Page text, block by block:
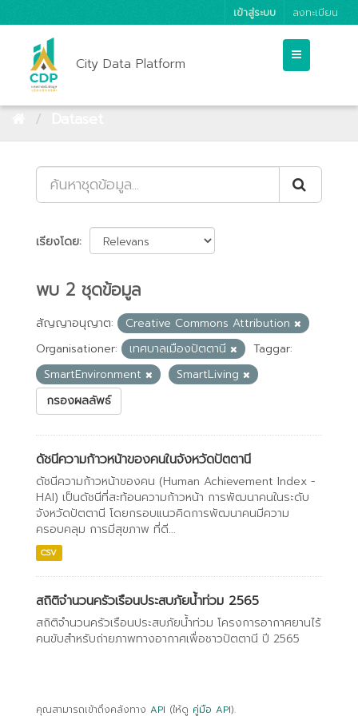
เข้าสู่ระบบ ลงทะเบียน
City Data Platform
เรียงโดย
พบ 2 ชุดข้อมูล
สัญญาอนุญาต:
Creative Commons Attribution
Organisationer:
เทศบาลเมืองปัตตานี
Taggar:
SmartEnvironment
SmartLiving
กรองผลลัพธ์
ดัชนีความก้าวหน้าของคนในจังหวัดปัตตานี
ดัชนีความก้าวหน้าของคน (Human Achievement Index -
HAI) เป็นดัชนีที่สะท้อนความก้าวหน้า การพัฒนาคนในระดับ
จังหวัดปัตตานี โดยกรอบแนวคิดการพัฒนาคนมีความ
ครอบคลุม การมีสุขภาพ ที่ดี...
CSV
สถิติจำนวนครัวเรือนประสบภัยน้ำท่วม 2565
สถิติจำนวนครัวเรือนประสบภัยน้ำท่วม โครงการอากาศยานไร้
คนขับสำหรับถ่ายภาพทางอากาศเพื่อชาวปัตตานี ปี 2565
คุณสามารถเข้าถึงคลังทาง API (ให้ดู คู่มือ API).